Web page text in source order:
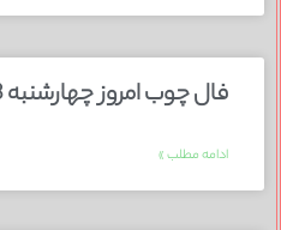
فال چوب امروز چهارشنبه 3 دی 1404
ادامه مطلب »